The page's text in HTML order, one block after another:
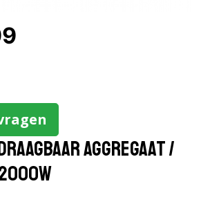
draagbaar aggregaat /